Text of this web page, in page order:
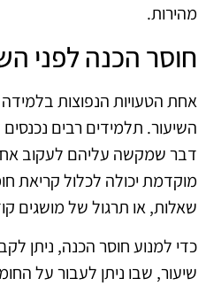
מהירות.
חוסר הכנה לפני
אחת הטעויות הנפוצות
השיעור. תלמידים רבים
דבר שמקשה עליהם לעקוב
מוקדמת יכולה לכלול קריאת
שאלות, או תרגול של מושגים
כדי למנוע חוסר הכנה, ניתן
שיעור, שבו ניתן לעבור על